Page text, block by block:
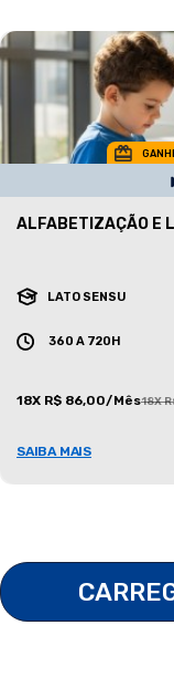
ALFABETIZAÇÃO E
LATO SENSU
360 A 720H
18X R$ 86,00/Mês18X
SAIBA MAIS